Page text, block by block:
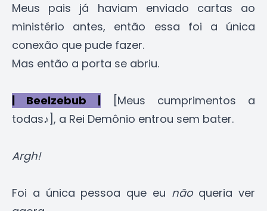
Meus pais já haviam enviado cartas ao
ministério antes, então essa foi a única
conexão que pude fazer.
Mas então a porta se abriu.
| Beelzebub | [Meus cumprimentos a
todas♪], a Rei Demônio entrou sem bater.
Argh!
Foi a única pessoa que eu nãoqueria ver